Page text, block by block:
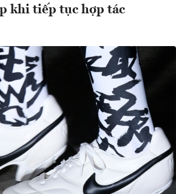
khi tiếp tục hợp tác